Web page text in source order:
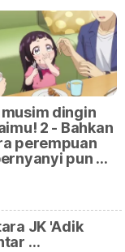
dingin
2 - Bahkan
perempuan
pun …
JK 'Adik
…